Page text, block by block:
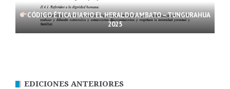
CÓDIGO ÉTICA DIARIO EL HERALDO AMBATO – TUNGURAHUA
2025
EDICIONES ANTERIORES